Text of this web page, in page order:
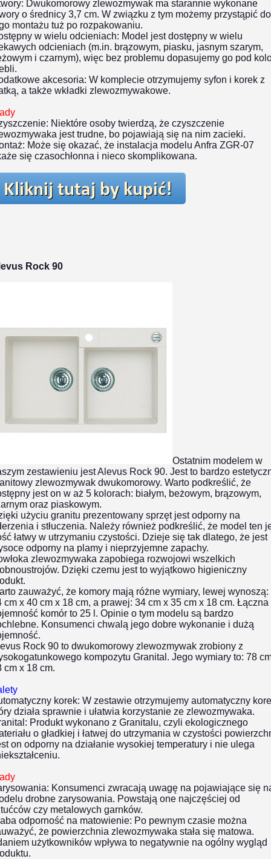
Dwukomorowy zlewozmywak ma starannie wykonane
o średnicy 3,7 cm. W związku z tym możemy przystąpić do
montażu tuż po rozpakowaniu.
w wielu odcieniach: Model jest dostępny w wielu
odcieniach (m.in. brązowym, piasku, jasnym szarym,
i czarnym), więc bez problemu dopasujemy go pod
akcesoria: W komplecie otrzymujemy syfon i korek z
a także wkładki zlewozmywakowe.
Niektóre osoby twierdzą, że czyszczenie
jest trudne, bo pojawiają się na nim zacieki.
Może się okazać, że instalacja modelu Anfra ZGR-07
się czasochłonna i nieco skomplikowana.
Rock 90
Ostatnim modelem w
zestawieniu jest Alevus Rock 90. Jest to bardzo
zlewozmywak dwukomorowy. Warto podkreślić, że
jest on w aż 5 kolorach: białym, beżowym, brązowym,
oraz piaskowym.
użyciu granitu prezentowany sprzęt jest odporny na
i stłuczenia. Należy również podkreślić, że model ten
łatwy w utrzymaniu czystości. Dzieje się tak dlatego, że jest
odporny na plamy i nieprzyjemne zapachy.
zlewozmywaka zapobiega rozwojowi wszelkich
Dzięki czemu jest to wyjątkowo higieniczny
zauważyć, że komory mają różne wymiary, lewej wynoszą:
cm x 40 cm x 18 cm, a prawej: 34 cm x 35 cm x 18 cm. Łączna
komór to 25 l. Opinie o tym modelu są bardzo
Konsumenci chwalą jego dobre wykonanie i dużą
Rock 90 to dwukomorowy zlewozmywak zrobiony z
kompozytu Granital. Jego wymiary to: 78
cm x 18 cm.
korek: W zestawie otrzymujemy automatyczny
działa sprawnie i ułatwia korzystanie ze zlewozmywaka.
Produkt wykonano z Granitalu, czyli ekologicznego
o gładkiej i łatwej do utrzymania w czystości
on odporny na działanie wysokiej temperatury i nie ulega
Konsumenci zwracają uwagę na pojawiające się
drobne zarysowania. Powstają one najczęściej od
czy metalowych garnków.
odporność na matowienie: Po pewnym czasie można
że powierzchnia zlewozmywaka stała się matowa.
użytkowników wpływa to negatywnie na ogólny wygląd